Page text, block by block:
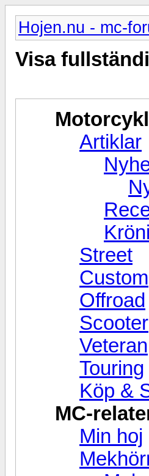
Hojen.nu - mc-
Visa
Artiklar
Street
Custom
Offroad
Scooter
Veteran
Touring
Köp &
MC-
Min hoj